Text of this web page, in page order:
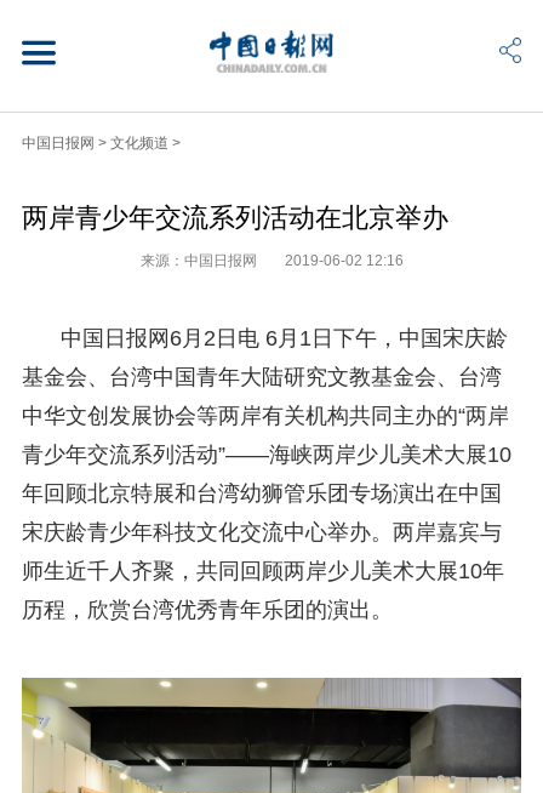
中国日报网 > 文化频道 >
两岸青少年交流系列活动在北京举办
来源：中国日报网 2019-06-02 12:16
中国日报网6月2日电 6月1日下午，中国宋庆龄
基金会、台湾中国青年大陆研究文教基金会、台湾
中华文创发展协会等两岸有关机构共同主办的“两岸
青少年交流系列活动”——海峡两岸少儿美术大展10
年回顾北京特展和台湾幼狮管乐团专场演出在中国
宋庆龄青少年科技文化交流中心举办。两岸嘉宾与
师生近千人齐聚，共同回顾两岸少儿美术大展10年
历程，欣赏台湾优秀青年乐团的演出。